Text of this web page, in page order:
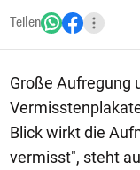
Teilen
Große Aufregung
Blick wirkt die
vermisst", steht